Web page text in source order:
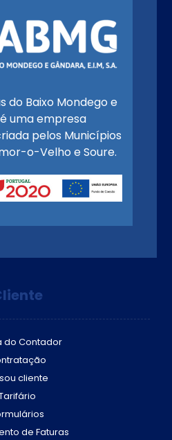
do Baixo Mondego e
uma empresa
pelos Municípios
o-Velho e Soure.
do Contador
cliente
de Faturas